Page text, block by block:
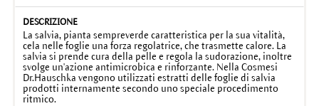
La salvia, pianta sempreverde caratteristica per la sua vitalità,
cela nelle foglie una forza regolatrice, che trasmette calore. La
salvia si prende cura della pelle e regola la sudorazione, inoltre
svolge un'azione antimicrobica e rinforzante. Nella Cosmesi
Dr.Hauschka vengono utilizzati estratti delle foglie di salvia
prodotti internamente secondo uno speciale procedimento
ritmico.